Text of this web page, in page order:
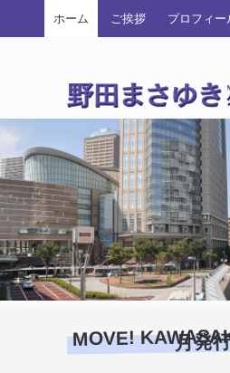
ホーム ご挨拶 プロフィー
MOVE! 月発